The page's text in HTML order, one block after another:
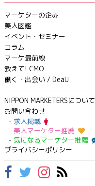
マーケターの企み
美人図鑑
イベント・セミナー
コラム
マーケ最前線
教えて! CMO
働く・出会い / DeaU
NIPPON MARKETERSについて
お問い合わせ
求人掲載
美人マーケター推薦
気になるマーケター推薦
プライバシーポリシー